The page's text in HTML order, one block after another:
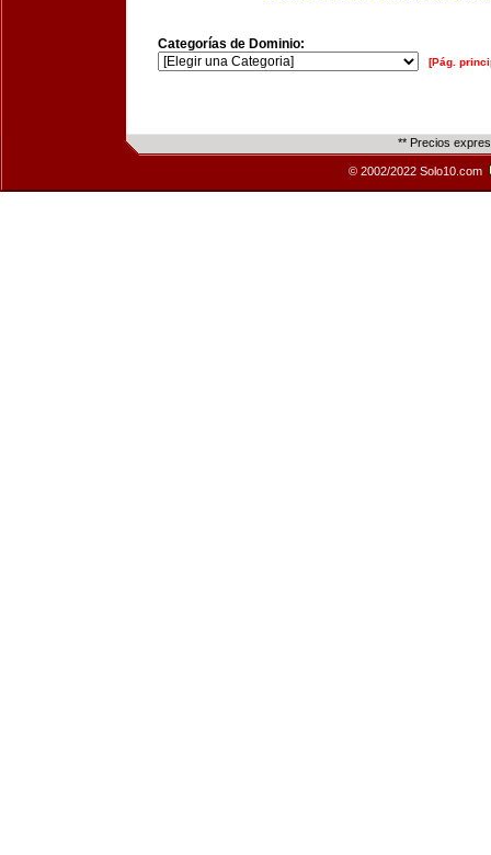
Categorías de Dominio:
[Pág.
** Precios
© 2002/2022 Solo10.com